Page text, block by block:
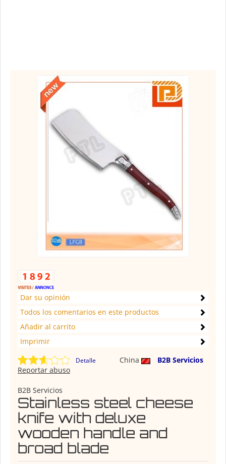
Dar su opinión
Todos los comentarios en este productos
Añadir al carrito
Imprimir
Detalle China
B2B Servicios
Reportar abuso
B2B Servicios
Stainless steel cheese
knife with deluxe
wooden handle and
broad blade